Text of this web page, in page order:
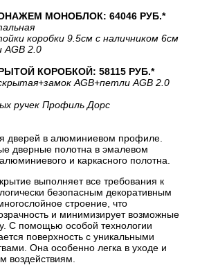
МОНОБЛОК: 64046 РУБ.*
коробки 9.5см с наличником 6см
AGB 2.0
КОРОБКОЙ: 58115 РУБ.*
+замок AGB+петли AGB 2.0
ручек Профиль Дорс
дверей в алюминиевом профиле.
дверные полотна в эмалевом
и каркасного полотна.
выполняет все требования к
безопасным декоративным
строение, что
и минимизирует возможные
С помощью особой технологии
поверхность с уникальными
Она особенно легка в уходе и
воздействиям.